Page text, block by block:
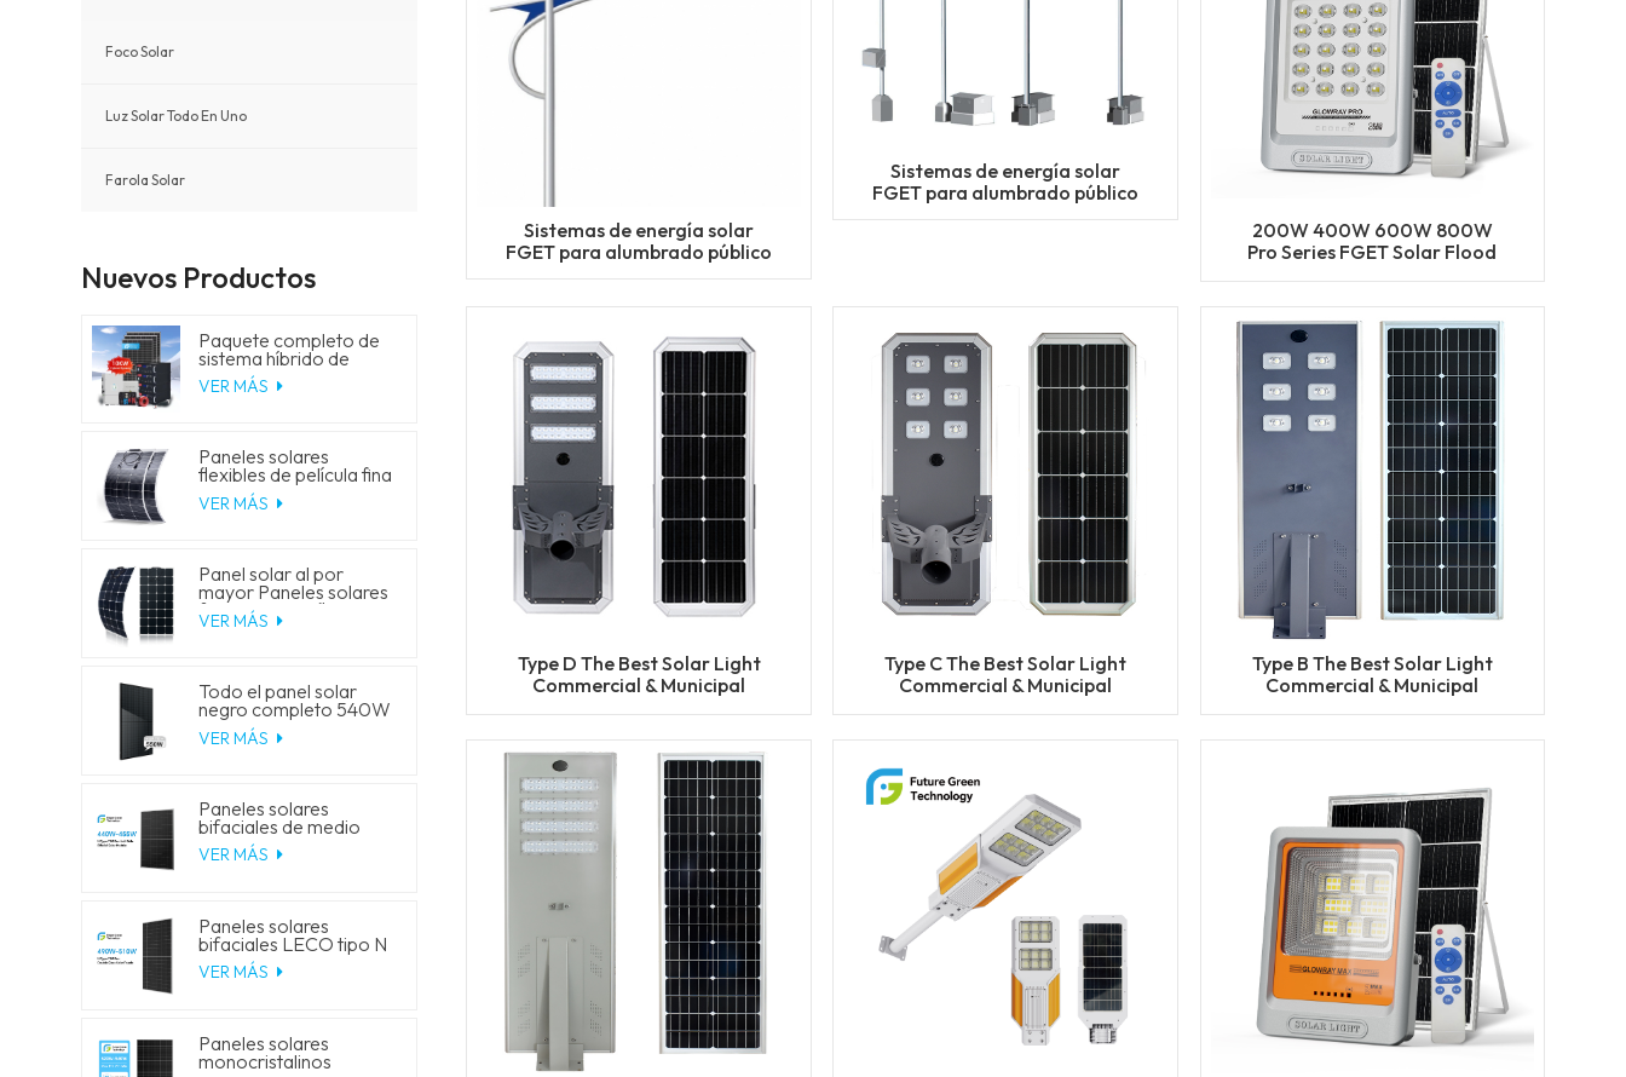
Sistemas de energía solar
FGET para alumbrado público
Sistemas de energía solar
FGET para alumbrado público
200W 400W 600W 800W
Pro Series FGET Solar Flood
Type D The Best Solar Light
Commercial & Municipal
Type C The Best Solar Light
Commercial & Municipal
Type B The Best Solar Light
Commercial & Municipal
Foco Solar
Luz Solar Todo En Uno
Farola Solar
Nuevos Productos
Paquete completo de
sistema híbrido de
energía solar de 5 kW,
10 kW, 20 kW y 30 kW
batería de litio para uso
residencial.
VER MÁS
Paneles solares
flexibles de película fina
de 18 V y 150 W
VER MÁS
Panel solar al por
mayor Paneles solares
fotovoltaicos flexibles
monocristalinos de 100
VER MÁS
Todo el panel solar
negro completo 540W
545W 550W 555W
monopaneles solares
VER MÁS
Paneles solares
bifaciales de medio
corte LECO tipo N de
celda solar
440 W, 445 W, 450 W,
455 W
VER MÁS
Paneles solares
bifaciales LECO tipo N
de medio corte, de
210-182 mm, G12R,
VER MÁS
Paneles solares
monocristalinos